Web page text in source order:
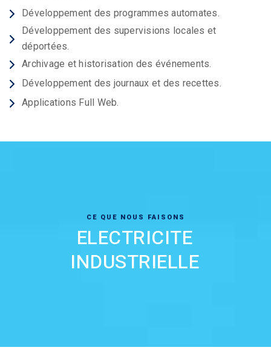
Développement des programmes automates.
Développement des supervisions locales et
déportées.
Archivage et historisation des événements.
Développement des journaux et des recettes.
Applications Full Web.
CE QUE NOUS FAISONS
ELECTRICITE
INDUSTRIELLE